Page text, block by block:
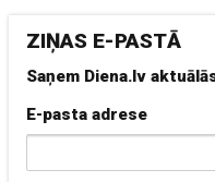
ZIŅAS E-PASTĀ
Saņem Diena.lv
E-pasta adrese